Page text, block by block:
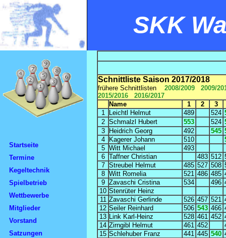
SKK
Startseite
Termine
Kegeltechnik
Spielbetrieb
Wettbewerbe
Mitglieder
Vorstand
Satzungen
Schnittliste Saison 2017/2018
frühere Schnittlisten 2008/2009
2009/
2015/2016
2016/2017
Name
1 2
3
1
Leichtl Helmut 489 524
2 Schmalzl Hubert 553 524
3
Heidrich Georg 492 545
4
Kagerer Johann 510
5 Witt Michael
493
6 Taffner Christian 483 512
7 Streubel Helmut 485 527 508
8 Witt Romelia 521 486 485
9 Zavaschi Cristina 534 496
10 Stenrüter Heinz
11 Zavaschi Gerlinde 526 457 521
12 Seiler Reinhard 506 543 466
13 Link Karl-Heinz 528 461 452
14 Zirngibl Helmut 461 452
15 Schlehuber Franz 441 445 540